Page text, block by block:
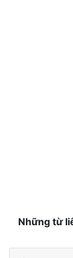
Những từ